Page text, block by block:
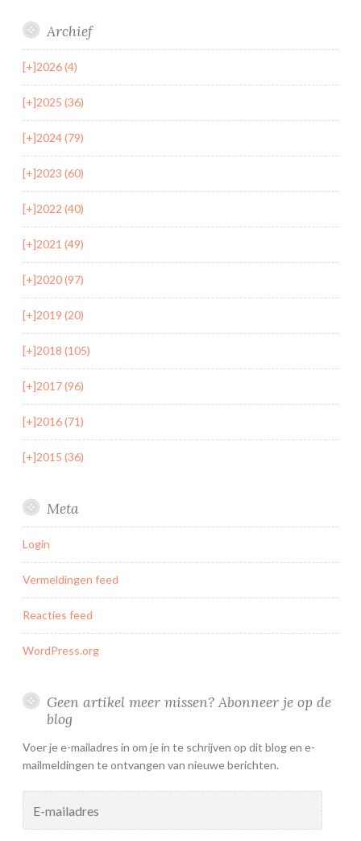
Archief
[+]2026 (4)
[+]2025 (36)
[+]2024 (79)
[+]2023 (60)
[+]2022 (40)
[+]2021 (49)
[+]2020 (97)
[+]2019 (20)
[+]2018 (105)
[+]2017 (96)
[+]2016 (71)
[+]2015 (36)
Meta
Login
Vermeldingen feed
Reacties feed
WordPress.org
Geen artikel meer missen? Abonneer je op de
blog
Voer je e-mailadres in om je in te schrijven op dit blog en e-
mailmeldingen te ontvangen van nieuwe berichten.
mailadres